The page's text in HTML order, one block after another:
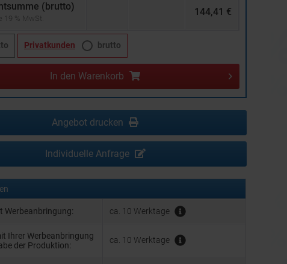
(brutto)
19 % MwSt.
144,41 €
Privatkunden brutto
In den Warenkorb
Angebot drucken
Individuelle Anfrage
Werbeanbringung: ca. 10 Werktage
Ihrer Werbeanbringung
der Produktion:
ca. 10 Werktage